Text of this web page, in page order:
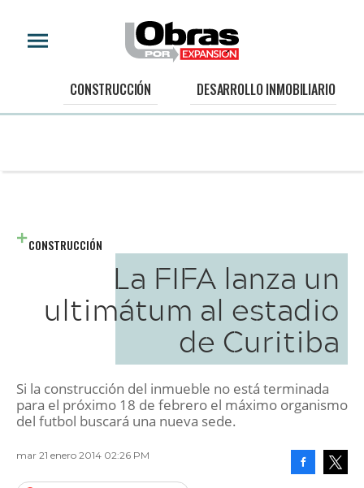
CONSTRUCCIÓN DESARROLLO INMOBILIARIO
CONSTRUCCIÓN
La FIFA lanza un
ultimátum al estadio
de Curitiba
Si la construcción del inmueble no está terminada
para el próximo 18 de febrero el máximo organismo
del futbol buscará una nueva sede.
mar 21 enero 2014 02:26 PM